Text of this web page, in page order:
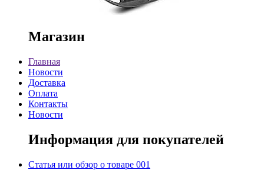
Магазин
Главная
Новости
Доставка
Оплата
Контакты
Новости
Информация для покупателей
Статья или обзор о товаре 001